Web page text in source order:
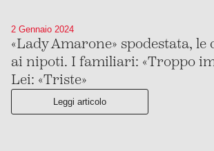
2 Gennaio 2024
«Lady Amarone» spodestata,
ai nipoti. I familiari: «Troppo
Lei: «Triste»
Leggi articolo